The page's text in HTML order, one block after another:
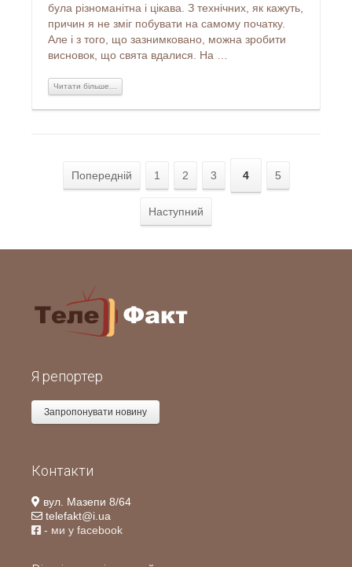
була різноманітна і цікава. З технічних, як кажуть,
причин я не зміг побувати на самому початку.
Але і з того, що зазнимковано, можна зробити
висновок, що свята вдалися. На …
Читати більше…
Попередній 1 2 3 4 5
Наступний
Я репортер
Запропонувати новину
Контакти
вул. Мазепи 8/64
telefakt@i.ua
- ми у facebook